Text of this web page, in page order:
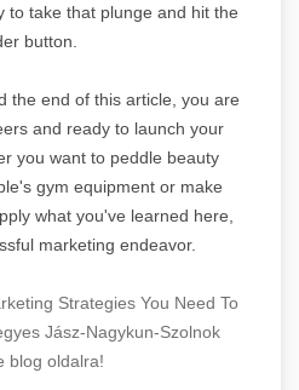
to take that plunge and hit the
button.
the end of this article, you are
and ready to launch your
you want to peddle beauty
gym equipment or make
what you've learned here,
marketing endeavor.
Strategies You Need To
Jász-Nagykun-Szolnok
blog oldalra!